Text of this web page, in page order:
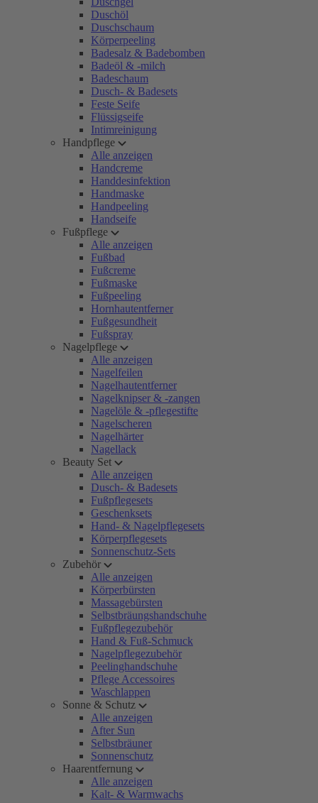
Duschöl
Duschschaum
Körperpeeling
Badesalz & Badebomben
Badeöl & -milch
Badeschaum
Dusch- & Badesets
Feste Seife
Flüssigseife
Intimreinigung
Handpflege
Alle anzeigen
Handcreme
Handdesinfektion
Handmaske
Handpeeling
Handseife
Fußpflege
Alle anzeigen
Fußbad
Fußcreme
Fußmaske
Fußpeeling
Hornhautentferner
Fußgesundheit
Fußspray
Nagelpflege
Alle anzeigen
Nagelfeilen
Nagelhautentferner
Nagelknipser & -zangen
Nagelöle & -pflegestifte
Nagelscheren
Nagelhärter
Nagellack
Beauty Set
Alle anzeigen
Dusch- & Badesets
Fußpflegesets
Geschenksets
Hand- & Nagelpflegesets
Körperpflegesets
Sonnenschutz-Sets
Zubehör
Alle anzeigen
Körperbürsten
Massagebürsten
Selbstbräungshandschuhe
Fußpflegezubehör
Hand & Fuß-Schmuck
Nagelpflegezubehör
Peelinghandschuhe
Pflege Accessoires
Waschlappen
Sonne & Schutz
Alle anzeigen
After Sun
Selbstbräuner
Sonnenschutz
Haarentfernung
Alle anzeigen
Kalt- & Warmwachs